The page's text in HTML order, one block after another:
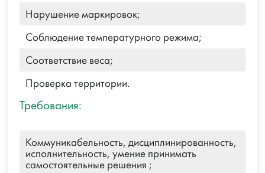
Нарушение маркировок;
Соблюдение температурного режима;
Соответствие веса;
Проверка территории.
Требования:
Коммуникабельность, дисциплинированность,
исполнительность, умение принимать
самостоятельные решения ;